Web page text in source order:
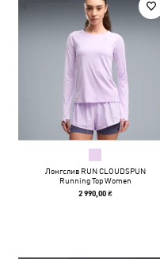
Лонгслив RUN CLOUDSPUN
Running Top Women
2 990,00 ₴